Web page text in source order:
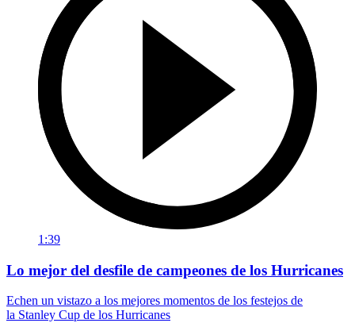
1:39
Lo mejor del desfile de campeones de los Hurricanes
Echen un vistazo a los mejores momentos de los festejos de
la Stanley Cup de los Hurricanes